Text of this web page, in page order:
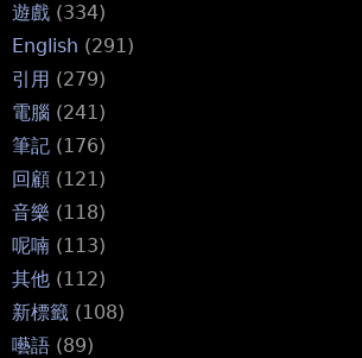
遊戲 (334)
English (291)
引用 (279)
電腦 (241)
筆記 (176)
回顧 (121)
音樂 (118)
呢喃 (113)
其他 (112)
新標籤 (108)
囈語 (89)